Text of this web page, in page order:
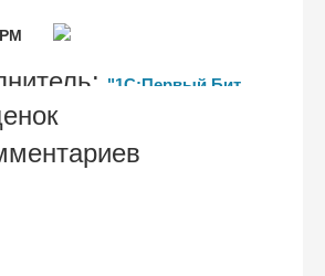
"1С:Первый Бит,
м. Спортивная"